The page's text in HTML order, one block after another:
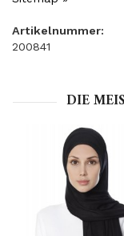
Artikelnummer:
200841
DIE